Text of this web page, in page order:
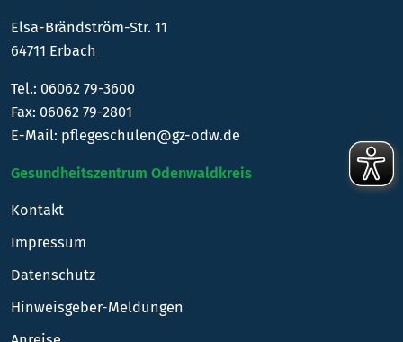
Elsa-Brändström-Str. 11
64711 Erbach
Tel.: 06062 79-3600
Fax: 06062 79-2801
E-Mail: pflegeschulen@gz-odw.de
Gesundheitszentrum Odenwaldkreis
Kontakt
Impressum
Datenschutz
Hinweisgeber-Meldungen